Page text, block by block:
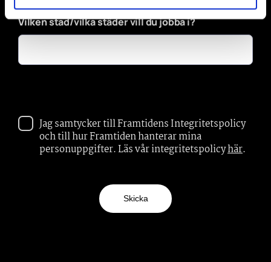
Vilken stad/vilka städer vill du jobba i?
Jag samtycker till Framtidens Integritetspolicy
och till hur Framtiden hanterar mina
personuppgifter. Läs vår integritetspolicyhär.
Skicka